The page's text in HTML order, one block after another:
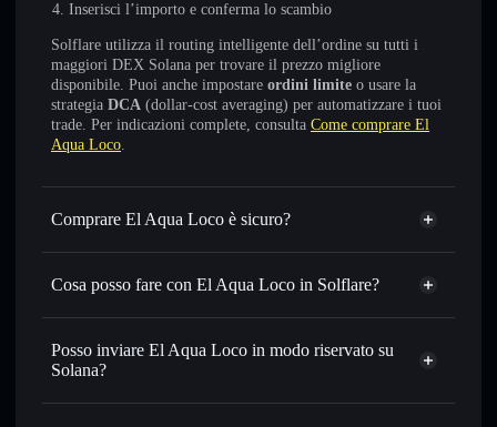
Inserisci l’importo e conferma lo scambio
Solflare utilizza il routing intelligente dell’ordine su tutti i
maggiori DEX Solana per trovare il prezzo migliore
disponibile. Puoi anche impostare ordini limite o usare la
strategia DCA (dollar-cost averaging) per automatizzare i tuoi
trade. Per indicazioni complete, consulta Come comprare El
Aqua Loco.
Comprare El Aqua Loco è sicuro?
El Aqua Loco non è verificato
Cosa posso fare con El Aqua Loco in Solflare?
El Aqua Loco
wallet Solflare
Scambiare istantaneamente— scambia TUCO in SOL,
USDC o in migliaia di altri token Solana al prezzo migliore
Posso inviare El Aqua Loco in modo riservato su
Solana?
Aggregatore di privacy